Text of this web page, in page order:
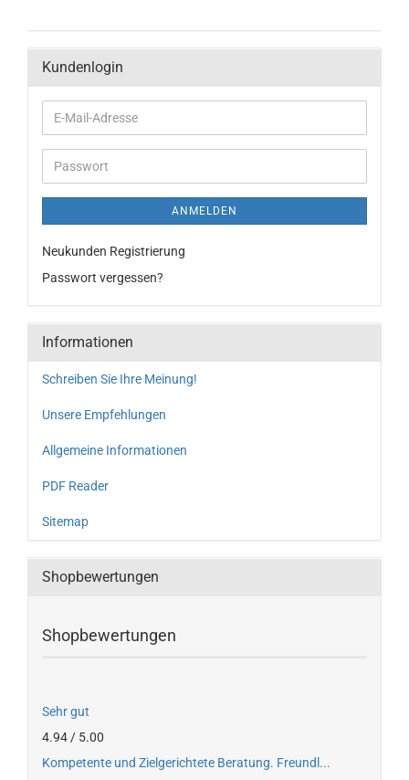
Kundenlogin
ANMELDEN
Neukunden Registrierung
Passwort vergessen?
Informationen
Schreiben Sie Ihre Meinung!
Unsere Empfehlungen
Allgemeine Informationen
PDF Reader
Sitemap
Shopbewertungen
Shopbewertungen
Sehr gut
4.94 / 5.00
Kompetente und Zielgerichtete Beratung. Freundl...